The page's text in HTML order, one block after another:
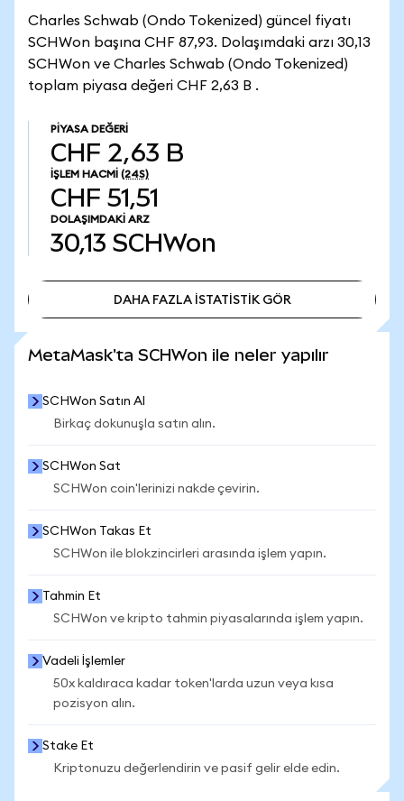
Charles Schwab (Ondo Tokenized) güncel fiyatı
SCHWon başına CHF 87,93. Dolaşımdaki arzı 30,13
SCHWon ve Charles Schwab (Ondo Tokenized)
toplam piyasa değeri CHF 2,63 B .
PIYASA DEĞERI
CHF 2,63 B
İŞLEM HACMI (24S)
CHF 51,51
DOLAŞIMDAKI ARZ
30,13 SCHWon
DAHA FAZLA İSTATİSTİK GÖR
MetaMask'ta SCHWon ile neler yapılır
SCHWon Satın Al
Birkaç dokunuşla satın alın.
SCHWon Sat
SCHWon coin'lerinizi nakde çevirin.
SCHWon Takas Et
SCHWon ile blokzincirleri arasında işlem yapın.
Tahmin Et
SCHWon ve kripto tahmin piyasalarında işlem yapın.
Vadeli İşlemler
50x kaldıraca kadar token'larda uzun veya kısa
pozisyon alın.
Stake Et
Kriptonuzu değerlendirin ve pasif gelir elde edin.